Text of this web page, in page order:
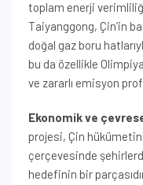
toplam enerji
Taiyanggong, Çin’in
doğal gaz boru
bu da özellikle
ve zararlı emisyon
Ekonomik ve
projesi, Çin
çerçevesinde
hedefinin bir